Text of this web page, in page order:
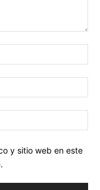
y sitio web en este